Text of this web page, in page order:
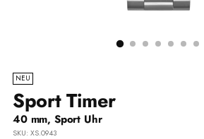
NEU
Sport Timer
40 mm, Sport Uhr
SKU: XS.0943